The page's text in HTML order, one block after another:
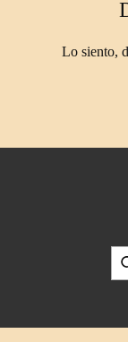
Lo siento,